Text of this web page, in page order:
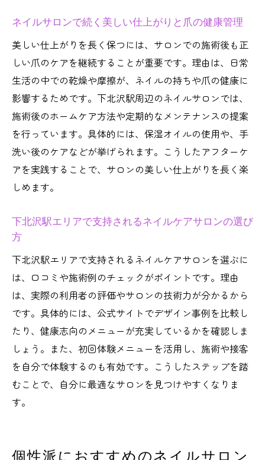
ネイルサロンで続く美しい仕上がりと爪の健康管理
美しい仕上がりを長く保つには、サロンでの施術後も正
しい爪のケアを継続することが重要です。理由は、日常
生活の中での乾燥や摩擦が、ネイルの持ちや爪の健康に
影響するためです。下北沢駅周辺のネイルサロンでは、
施術後のホームケア方法や定期的なメンテナンスの提案
を行っています。具体的には、保湿オイルの使用や、手
洗い後のケアなどが挙げられます。こうしたアフターケ
アを実践することで、サロンの美しい仕上がりを長く楽
しめます。
下北沢駅エリアで支持されるネイルケアサロンの選び
方
下北沢駅エリアで支持されるネイルケアサロンを選ぶに
は、口コミや施術例のチェックがポイントです。理由
は、実際の利用者の評価やサロンの技術力が分かるから
です。具体的には、公式サイトでデザイン事例を比較し
たり、健康志向のメニューが充実しているかを確認しま
しょう。また、初回体験メニューを活用し、施術や接客
を自分で体験するのも有効です。こうしたステップを踏
むことで、自分に最適なサロンを見つけやすくなりま
す。
個性派におすすめのネイルサロン